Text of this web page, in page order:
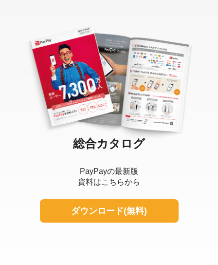
総合カタログ
PayPayの最新版
資料はこちらから
ダウンロード(無料)